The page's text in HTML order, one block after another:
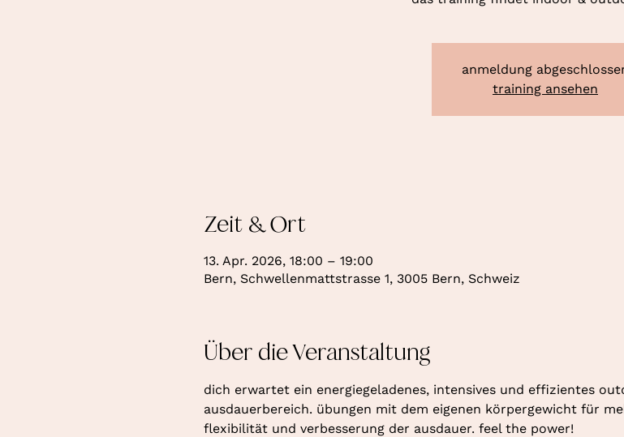
anmeldung
training ansehen
Zeit & Ort
13. Apr. 2026, 18:00 – 19:00
Bern, Schwellenmattstrasse 1, 3005 Bern, Schweiz
Über die Veranstaltung
dich erwartet ein energiegeladenes, intensives und effizientes
ausdauerbereich. übungen mit dem eigenen körpergewicht für
flexibilität und verbesserung der ausdauer. feel the power!